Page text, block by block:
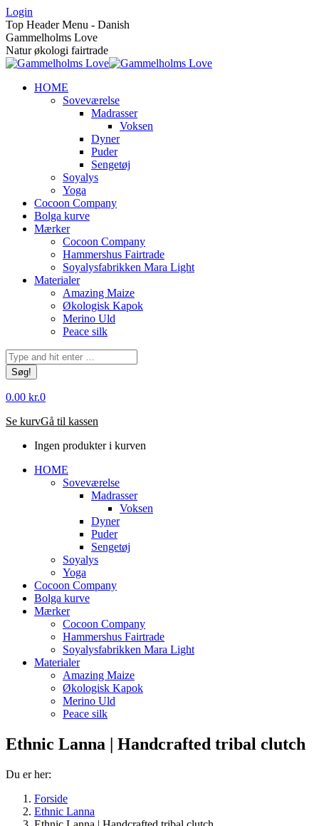
Skip
to
content
Login
Top Header Menu - Danish
Gammelholms Love
Natur økologi fairtrade
HOME
Soveværelse
Madrasser
Voksen
Dyner
Puder
Sengetøj
Soyalys
Yoga
Cocoon Company
Bolga kurve
Mærker
Cocoon Company
Hammershus Fairtrade
Soyalysfabrikken Mara Light
Materialer
Amazing Maize
Økologisk Kapok
Merino Uld
Peace silk
Søg:
0.00 kr.0
Se kurvGå til kassen
Ingen produkter i kurven
HOME
Soveværelse
Madrasser
Voksen
Dyner
Puder
Sengetøj
Soyalys
Yoga
Cocoon Company
Bolga kurve
Mærker
Cocoon Company
Hammershus Fairtrade
Soyalysfabrikken Mara Light
Materialer
Amazing Maize
Økologisk Kapok
Merino Uld
Peace silk
Ethnic Lanna | Handcrafted tribal clutch
Du er her:
Forside
Ethnic Lanna